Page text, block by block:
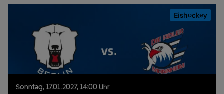
Eishockey
Sonntag,17.01.2027,14:00 Uhr